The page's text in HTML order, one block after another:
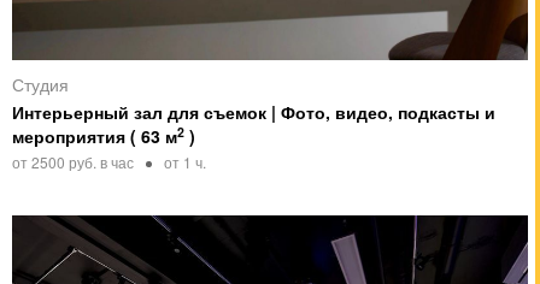
Студия
Интерьерный зал для съемок | Фото, видео, подкасты и
мероприятия ( 63 м2 )
от 2500 руб. в час от 1 ч.